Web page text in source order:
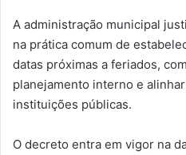
A administração municipal
na prática comum de
datas próximas a feriados,
planejamento interno e
instituições públicas.
O decreto entra em vigor na